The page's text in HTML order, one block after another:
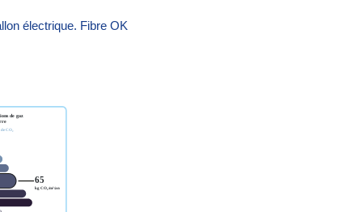
électrique. Fibre OK